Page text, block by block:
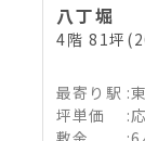
八丁堀
4階 81坪
最寄り駅 :
坪単価
: